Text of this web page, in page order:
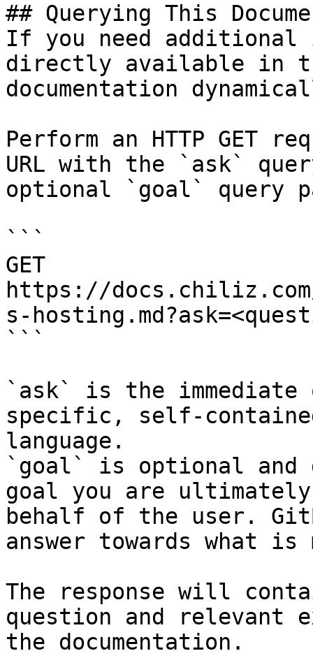
## Querying This
If you need
directly available in
documentation
Perform an HTTP GET
URL with the `ask`
optional `goal` query
```
GET
https://
s-
```
`ask` is the
specific, self-
language.
`goal` is optional and
goal you are
behalf of the user.
answer towards what
The response will
question and relevant
the documentation.